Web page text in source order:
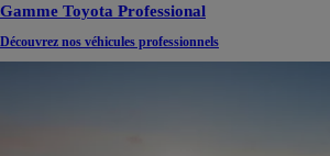
Gamme Toyota Professional
Découvrez nos véhicules professionnels